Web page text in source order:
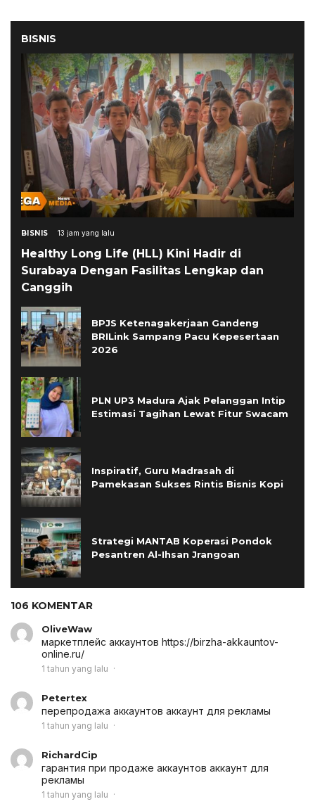
BISNIS
BISNIS 13 jam yang lalu
Healthy Long Life (HLL) Kini Hadir di
Surabaya Dengan Fasilitas Lengkap dan
Canggih
BPJS Ketenagakerjaan Gandeng
BRILink Sampang Pacu Kepesertaan
2026
PLN UP3 Madura Ajak Pelanggan Intip
Estimasi Tagihan Lewat Fitur Swacam
Inspiratif, Guru Madrasah di
Pamekasan Sukses Rintis Bisnis Kopi
Strategi MANTAB Koperasi Pondok
Pesantren Al-Ihsan Jrangoan
106 KOMENTAR
OliveWaw
маркетплейс аккаунтов https://birzha-akkauntov-
online.ru/
1 tahun yang lalu
Petertex
перепродажа аккаунтов аккаунт для рекламы
1 tahun yang lalu
RichardCip
гарантия при продаже аккаунтов аккаунт для
рекламы
1 tahun yang lalu